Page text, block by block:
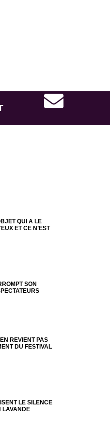
QUI A LE
ET CE N’EST
SON
REVIENT PAS
DU FESTIVAL
LE SILENCE
LAVANDE